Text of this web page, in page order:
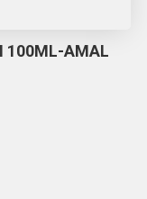
100ML-AMAL